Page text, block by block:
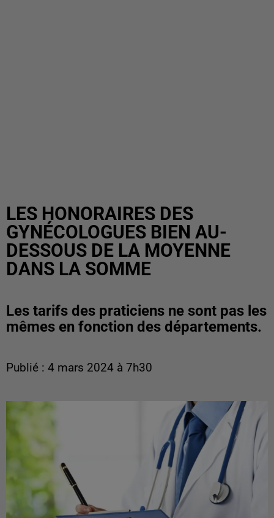
LES HONORAIRES DES
GYNÉCOLOGUES BIEN AU-
DESSOUS DE LA MOYENNE
DANS LA SOMME
Les tarifs des praticiens ne sont pas les
mêmes en fonction des départements.
Publié : 4 mars 2024 à 7h30